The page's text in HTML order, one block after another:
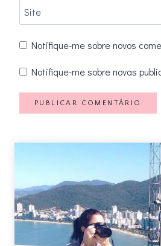
Site
Notifique-me sobre novos
Notifique-me sobre novas